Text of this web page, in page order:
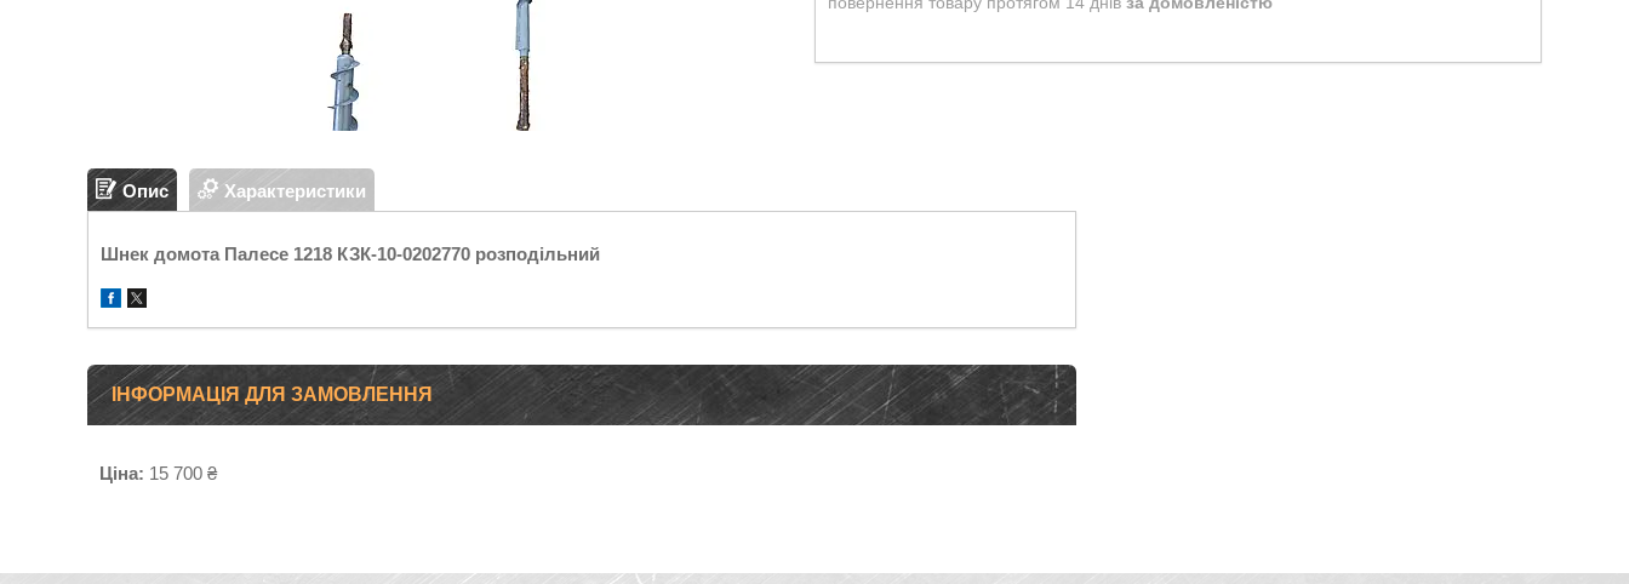
Опис Характеристики
Шнек домота Палесе 1218 КЗК-10-0202770 розподільний
ІНФОРМАЦІЯ ДЛЯ ЗАМОВЛЕННЯ
Ціна: 15 700 ₴